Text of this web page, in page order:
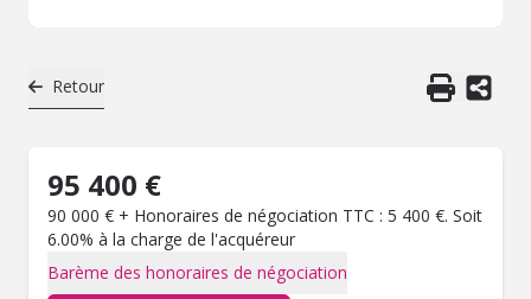
Retour
95 400 €
90 000 € + Honoraires de négociation TTC : 5 400 €. Soit
6.00% à la charge de l'acquéreur
Barème des honoraires de négociation